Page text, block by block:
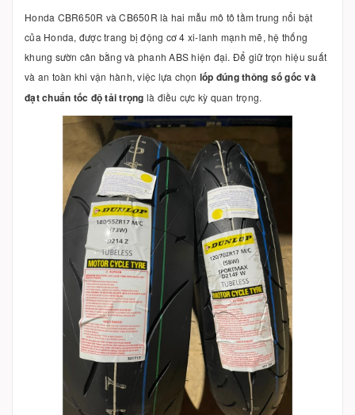
Honda CBR650R và CB650R là hai mẫu mô tô tầm trung nổi bật
của Honda, được trang bị động cơ 4 xi-lanh mạnh mẽ, hệ thống
khung sườn cân bằng và phanh ABS hiện đại. Để giữ trọn hiệu suất
và an toàn khi vận hành, việc lựa chọn lốp đúng thông số gốc và
đạt chuẩn tốc độ tải trọng là điều cực kỳ quan trọng.